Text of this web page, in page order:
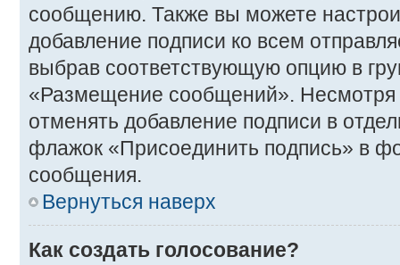
сообщению. Также вы можете
добавление подписи ко всем
выбрав соответствующую опцию в
«Размещение сообщений». Несмотря
отменять добавление подписи в
флажок «Присоединить подпись» в
сообщения.
Вернуться наверх
Как создать голосование?